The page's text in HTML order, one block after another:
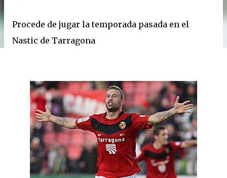
Procede de jugar la temporada pasada en el
Nastic de Tarragona